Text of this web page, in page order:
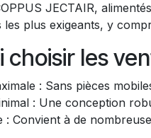
JECTAIR,
plus exigeants, y
choisir les
: Sans pièces
: Une conception
: Convient à de